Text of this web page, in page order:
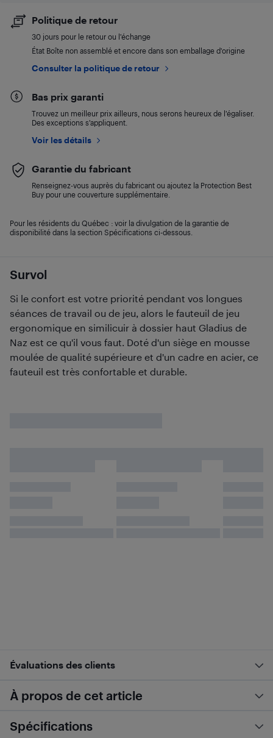
Survol
Si le confort est votre priorité pendant vos longues
séances de travail ou de jeu, alors le fauteuil de jeu
ergonomique en similicuir à dossier haut Gladius de
Naz est ce qu'il vous faut. Doté d'un siège en mousse
moulée de qualité supérieure et d'un cadre en acier, ce
fauteuil est très confortable et durable.
Politique de retour
30 jours pour le retour ou l’échange
État Boîte non assemblé et encore dans son emballage d'origine
Consulter la politique de retour
Bas prix garanti
Trouvez un meilleur prix ailleurs, nous serons heureux de l’égaliser.
Des exceptions s’appliquent.
Voir les détails
Garantie du fabricant
Renseignez-vous auprès du fabricant ou ajoutez la Protection Best
Buy pour une couverture supplémentaire.
Pour les résidents du Québec : voir la divulgation de la garantie de
disponibilité dans la section Spécifications ci-dessous.
Évaluations des clients
À propos de cet article
Spécifications